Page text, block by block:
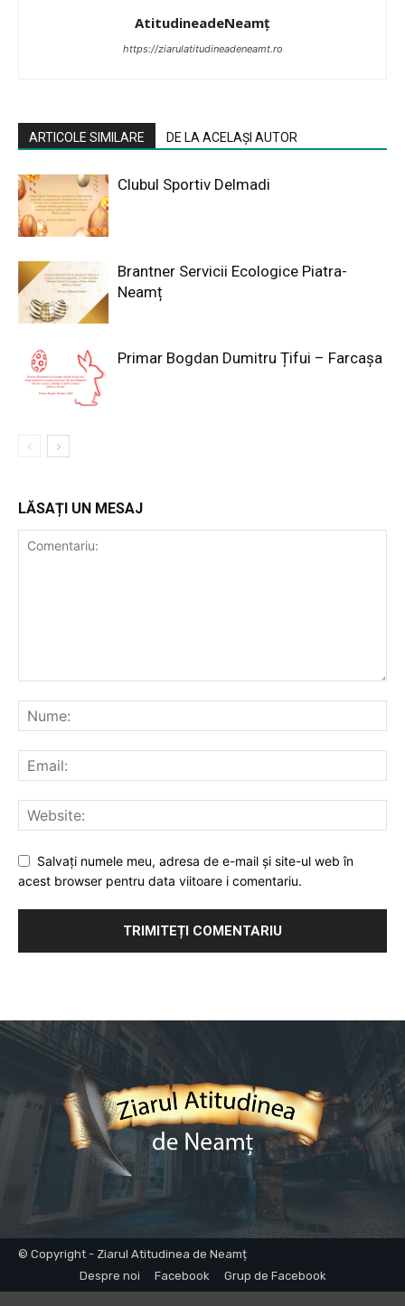
AtitudineadeNeamț
https://ziarulatitudineadeneamt.ro
ARTICOLE SIMILARE DE LA ACELAȘI AUTOR
Clubul Sportiv Delmadi
Brantner Servicii Ecologice Piatra-
Neamț
Primar Bogdan Dumitru Țifui – Farcașa
LĂSAȚI UN MESAJ
Salvați numele meu, adresa de e-mail și site-ul web în
acest browser pentru data viitoare i comentariu.
© Copyright - Ziarul Atitudinea de Neamț
Despre noi
Facebook Grup de Facebook